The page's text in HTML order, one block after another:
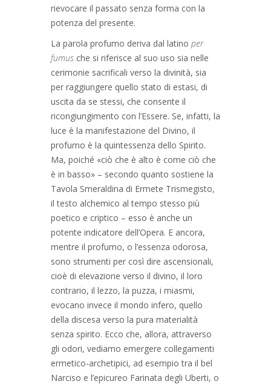
rievocare il passato senza forma con la
potenza del presente.
La parola profumo deriva dal latino per
fumus che si riferisce al suo uso sia nelle
cerimonie sacrificali verso la divinità, sia
per raggiungere quello stato di estasi, di
uscita da se stessi, che consente il
ricongiungimento con l’Essere. Se, infatti, la
luce è la manifestazione del Divino, il
profumo è la quintessenza dello Spirito.
Ma, poiché «ciò che è alto è come ciò che
è in basso» – secondo quanto sostiene la
Tavola Smeraldina di Ermete Trismegisto,
il testo alchemico al tempo stesso più
poetico e criptico – esso è anche un
potente indicatore dell’Opera. E ancora,
mentre il profumo, o l’essenza odorosa,
sono strumenti per così dire ascensionali,
cioè di elevazione verso il divino, il loro
contrario, il lezzo, la puzza, i miasmi,
evocano invece il mondo infero, quello
della discesa verso la pura materialità
senza spirito. Ecco che, allora, attraverso
gli odori, vediamo emergere collegamenti
ermetico-archetipici, ad esempio tra il bel
Narciso e l’epicureo Farinata degli Uberti, o